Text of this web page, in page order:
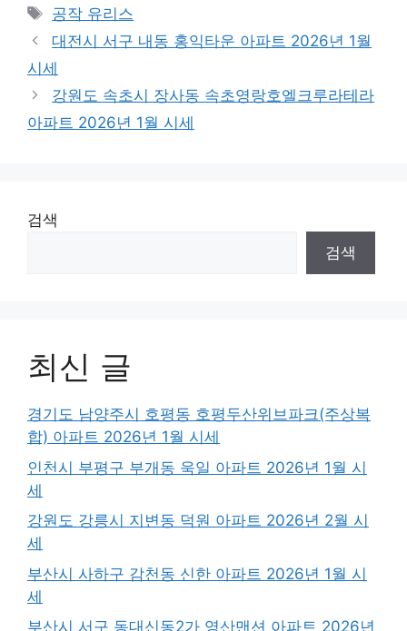
Tags
공작 유리스
대전시 서구 내동 홍익타운 아파트 2026년 1월
시세
강원도 속초시 장사동 속초영랑호엘크루라테라
아파트 2026년 1월 시세
검색
검색
최신 글
경기도 남양주시 호평동 호평두산위브파크(주상복
합) 아파트 2026년 1월 시세
인천시 부평구 부개동 욱일 아파트 2026년 1월 시
세
강원도 강릉시 지변동 덕원 아파트 2026년 2월 시
세
부산시 사하구 감천동 신한 아파트 2026년 1월 시
세
부산시 서구 동대신동2가 영산맨션 아파트 2026년